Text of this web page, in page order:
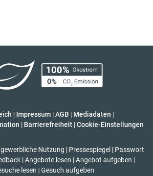
| Impressum |AGB | Mediadaten |
| Barrierefreiheit | Cookie-Einstellungen
Nutzung | Pressespiegel | Passwort
| Angebote lesen | Angebot aufgeben |
lesen | Gesuch aufgeben